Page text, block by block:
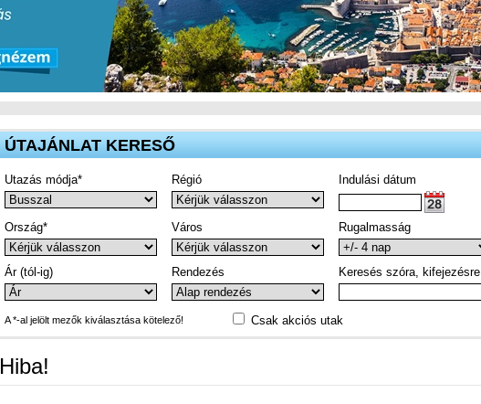
ÚTAJÁNLAT KERESŐ
Utazás módja* Régió Indulási dátum
Ország* Város Rugalmasság
Ár (tól-ig) Rendezés Keresés szóra, kifejezésre
A *-al jelölt mezők kiválasztása kötelező! Csak akciós utak
Hiba!